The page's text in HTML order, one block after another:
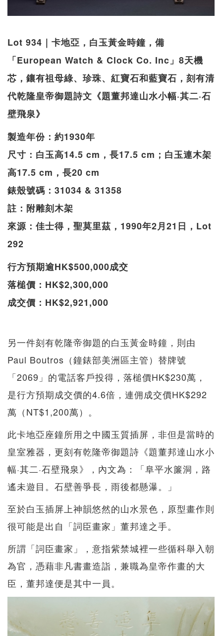
Lot 934｜卡地亞，白玉黃金時鐘，備
「European Watch & Clock Co. Inc」8天機
芯，鑲有祖母綠、珍珠、紅寶石和藍寶石，刻有清
代乾隆皇帝御題詩文《題董邦達山水小幅·其二·石
壁飛泉》
製造年份：約1930年
尺寸：白玉高14.5 cm，長17.5 cm；白玉連木架
高17.5 cm，長20 cm
錶殼號碼：31034 & 31358
註：附雕刻木架
來源：佳士得，聖莫里茲，1990年2月21日，Lot
292
行方預期逾HK$500,000成交
落槌價：HK$2,300,000
成交價：HK$2,921,000
另一件刻有乾隆帝御題的白玉黃金時鐘，則由
Paul Boutros（鐘錶部美洲區主管）替牌號
「2069」的電話客戶投得，落槌價HK$230萬，
是行方預期成交價的4.6倍，連佣成交價HK$292
萬（NT$1,200萬）。
此卡地亞座鐘所用之中國玉質插屏，非但是當時的
皇室雅器，更刻有乾隆帝御題詩《題董邦達山水小
幅·其二·石壁飛泉》，內文為：「阜平水簾洞，路
遙未遊目。石壁善爭長，雨後都懸瀑。」
至於白玉插屏上神韻悠然的山水景色，原型畫作則
很可能是出自「詞臣畫家」董邦達之手。
所謂「詞臣畫家」，意指紫禁城裡一些循科舉入朝
為官，憑藉非凡書畫造詣，兼職為皇帝作畫的大
臣，董邦達便是其中一員。